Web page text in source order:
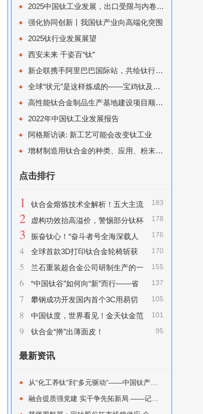
2025中国钛工业发展，出口受限与内卷突围下的如何寻求高质量发展之路？
强化协同创新丨我国钛产业向高端化突围
2025钛行业发展展望
西安未来 千姿百“钛”
新企联携手阿里巴巴国际站，共绘钛行业出口新蓝图
全球“状元”是这样炼成的——宝鸡钛及新材料产业集群高质量发展探析
高性能钛合金制品生产基地建设项目顺利开工！
2022年中国钛工业发展报告
阿格斯访谈: 新工艺可能会改变钛工业
增材制造用钛合金的种类、应用、粉末制备技术，及市场用量情况
点击排行
183
1
钛合金熔炼技术全解析！五大主流
工艺优缺点一文看懂
178
2
虚构功效抬高溢价，警惕部分钛杯
伪高科技营销
176
3
振奋钛心！“奋斗者号全海深载人
潜水器”项目获得国家科学技术进步奖特等
奖
170
4
全球首款3D打印钛合金轮椅斩获
红点至尊金奖
155
5
兰石重装超合金公司研制生产的一
批TA17钛合金板坯按期交付
137
6
“中国钛谷”如何向“新”而行——省
政协“做强做优新材料产业”调研专题报道 105
7
攀钢成功开发国内首个3C用易切
削钛合金盘圆
101
8
中国钛度，世界看见！金天钛金范
堡罗“出镜”CGTN
95
9 钛合金“擀”出薄面皮！
最新资讯